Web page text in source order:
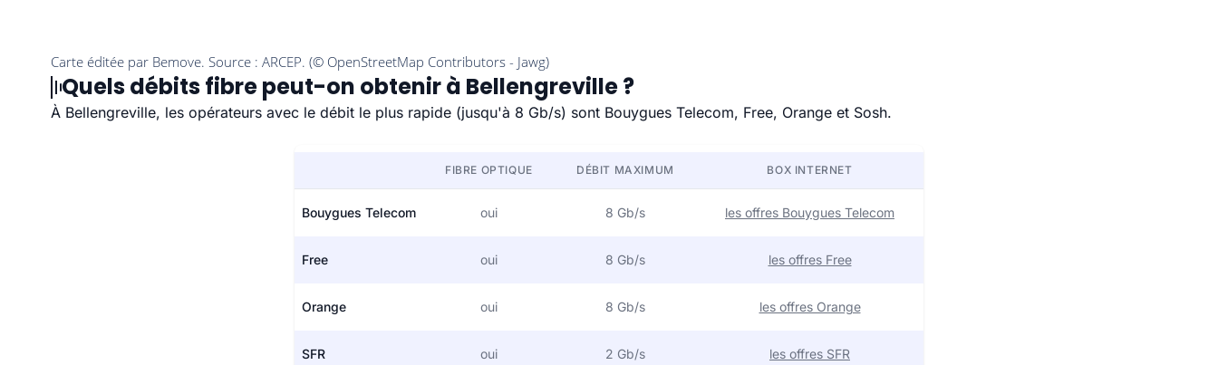
Quels débits fibre peut-on obtenir à Bellengreville ?
À Bellengreville, les opérateurs avec le débit le plus rapide (jusqu'à 8 Gb/s) sont Bouygues Telecom, Free, Orange et Sosh.
FIBRE OPTIQUE DÉBIT MAXIMUM BOX INTERNET
Bouygues Telecom oui 8 Gb/s les offres Bouygues Telecom
Free oui 8 Gb/s les offres Free
Orange oui 8 Gb/s les offres Orange
SFR oui 2 Gb/s les offres SFR